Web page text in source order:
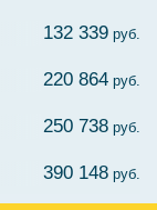
132 339 руб.
220 864 руб.
250 738 руб.
390 148 руб.